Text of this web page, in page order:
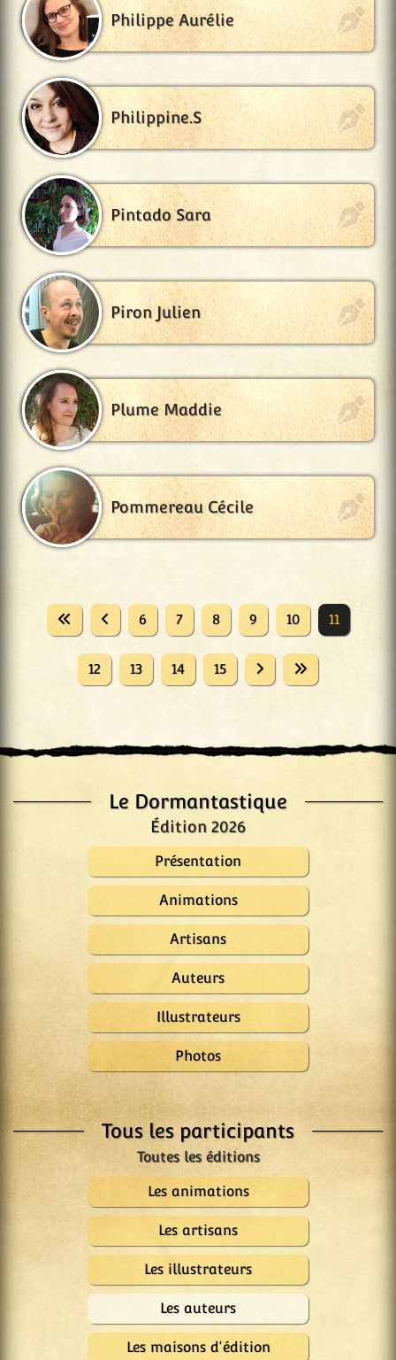
Le Dormantastique
Édition 2026
Présentation
Animations
Artisans
Auteurs
Illustrateurs
Photos
Tous les participants
Les animations
Les artisans
Les illustrateurs
Les auteurs
Les maisons d'édition
Philippe Aurélie
Philippine.S
Pintado Sara
Piron Julien
Plume Maddie
Pommereau Cécile
6 7 8 9 10 11
12 13 14 15